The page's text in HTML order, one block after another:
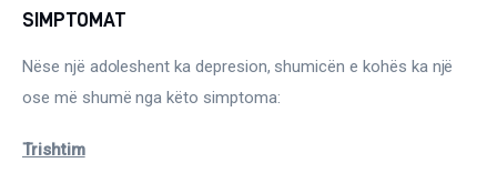
SIMPTOMAT
Nëse një adoleshent ka depresion, shumicën e kohës ka një
ose më shumë nga këto simptoma:
Trishtim